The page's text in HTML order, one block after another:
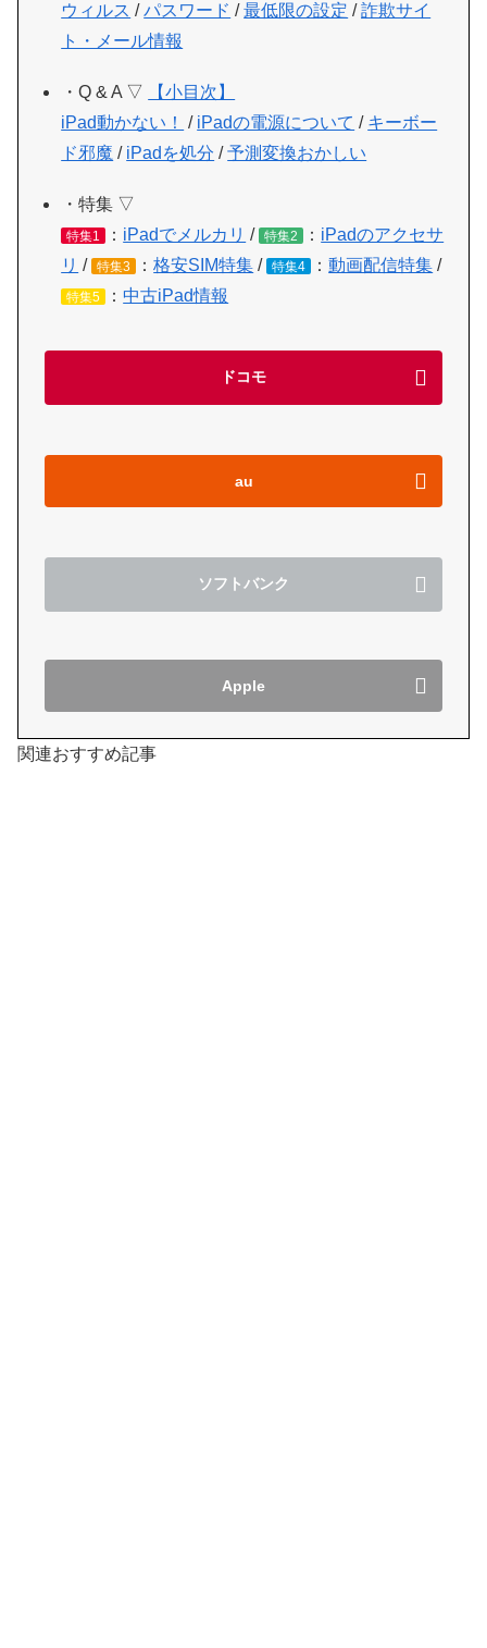
ウィルス /パスワード /最低限の設定 /詐欺サイ
ト・メール情報
・Q & A ▽
【小目次】
iPad動かない！
/ iPadの電源について / キーボー
ド邪魔 / iPadを処分 /予測変換おかしい
・特集 ▽
特集1 ： iPadでメルカリ / 特集2 ： iPadのアクセサ
リ / 特集3 ：格安SIM特集 / 特集4 ：動画配信特集 /
特集5 ：中古iPad情報
ドコモ
au
ソフトバンク
Apple
関連おすすめ記事